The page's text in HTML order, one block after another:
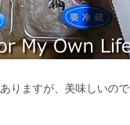
りますが、美味しいので